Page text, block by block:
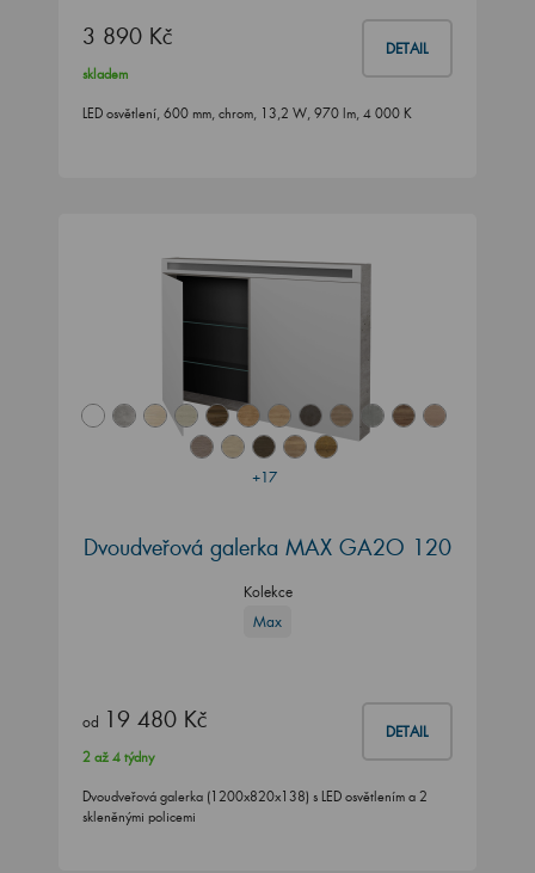
3 890 Kč DETAIL
skladem
LED osvětlení, 600 mm, chrom, 13,2 W, 970 lm, 4 000 K
+17
Dvoudveřová galerka MAX GA2O 120
Kolekce
Max
od 19 480 Kč DETAIL
2 až 4 týdny
Dvoudveřová galerka (1200x820x138) s LED osvětlením a 2
skleněnými policemi